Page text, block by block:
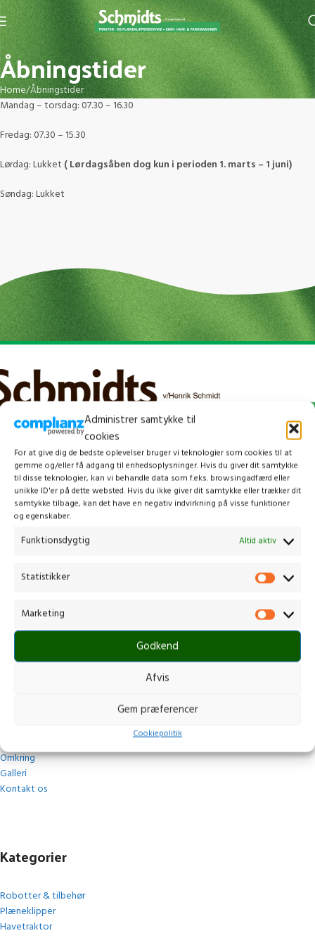
Administrer samtykke til
cookies
For at give dig de bedste oplevelser bruger vi teknologier som cookies til at
gemme og/eller få adgang til enhedsoplysninger. Hvis du giver dit samtykke
til disse teknologier, kan vi behandle data som f.eks. browsingadfærd eller
unikke ID'er på dette websted. Hvis du ikke giver dit samtykke eller trækker dit
samtykke tilbage, kan det have en negativ indvirkning på visse funktioner
og egenskaber.
Funktionsdygtig Altid aktiv
Statistikker
Marketing
Godkend
Afvis
Gem præferencer
Cookiepolitik
Åbningstider
Home Åbningstider
Mandag – torsdag: 07.30 – 16.30
Fredag: 07.30 – 15.30
Lørdag: Lukket ( Lørdagsåben dog kun i perioden 1. marts – 1 juni)
Søndag: Lukket
Kontakt os
Gammelmark 1, 6630 Rødding
post@stops.dk
Forside
Omkring
Galleri
Kontakt os
Kategorier
Robotter & tilbehør
Plæneklipper
Havetraktor